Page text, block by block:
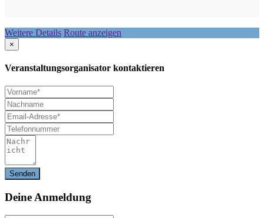
Weitere Details Route anzeigen
×
Veranstaltungsorganisator kontaktieren
Deine Anmeldung